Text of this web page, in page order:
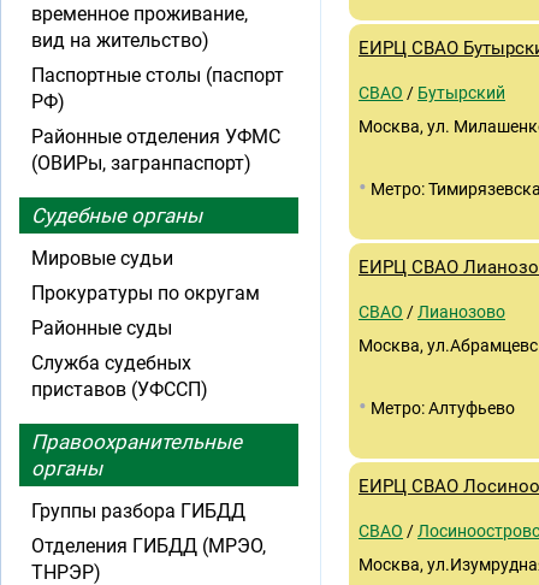
ЕИРЦ СВАО
СВАО / Бутырский
Москва, ул.
• Метро:
ЕИРЦ СВАО
СВАО / Лианозово
Москва,
• Метро: Алтуфьево
ЕИРЦ СВАО
СВАО /
Москва,
временное проживание,
вид на жительство)
Паспортные столы (паспорт
РФ)
Районные отделения УФМС
(ОВИРы, загранпаспорт)
Судебные органы
Мировые судьи
Прокуратуры по округам
Районные суды
Служба судебных
приставов (УФССП)
Правоохранительные
органы
Группы разбора ГИБДД
Отделения ГИБДД (МРЭО,
ТНРЭР)